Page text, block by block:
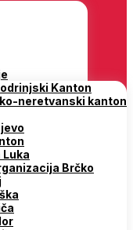
Kanton
neretvanski kanton
Luka
Brčko